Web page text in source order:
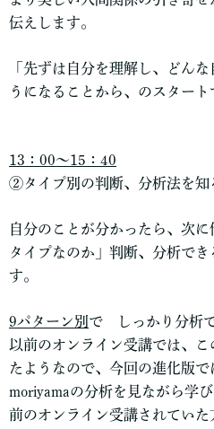
伝えします。
「先ずは自分を理解し、どん
うになることから、のスタート
13：00～15：40
②タイプ別の判断、分析法を知
自分のことが分かったら、次
タイプなのか」判断、分析で
す。
9パターン別 で しっかり分析
以前のオンライン受講では、
たようなので、今回の進化版
moriyamaの分析を見ながら学
前のオンライン受講されてい